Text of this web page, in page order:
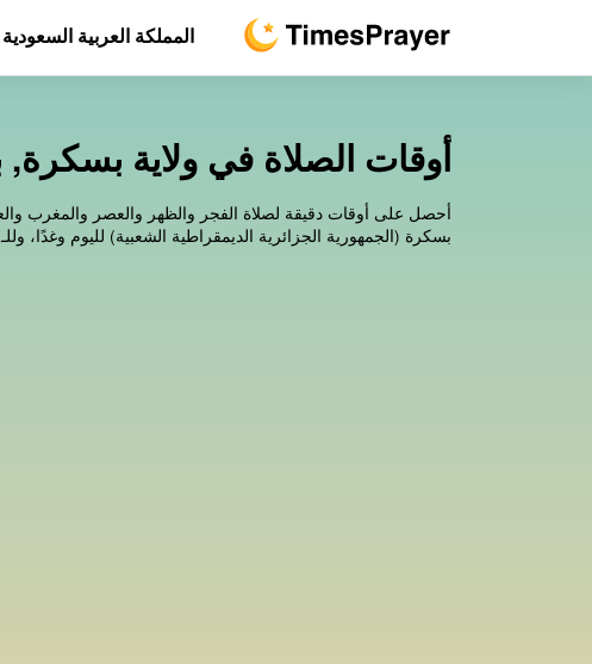
أوقات الصلاة في ولاية بسكرة,
أحصل على أوقات دقيقة لصلاة الفجر والظهر والعصر والمغرب
بسكرة (الجمهورية الجزائرية الديمقراطية الشعبية) لليوم وغدًا، وللـ 30 يومًا القادمة.
المملكة العربية السعودية